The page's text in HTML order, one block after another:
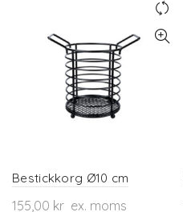
Bestickkorg Ø10 cm
155,00 kr ex. moms